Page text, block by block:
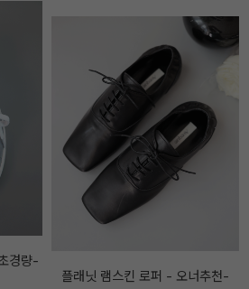
천-
투버클 레더 미드하이 부츠 - 오너